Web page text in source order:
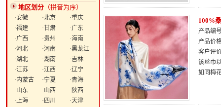
地区划分 （拼音为序）
·安徽 ·北京
·重庆
·福建
·甘肃
·广东
·广西
·贵州
·海南
·河北
·河南
·黑龙江
·湖北
·湖南
·吉林
·江苏
·江西
·辽宁
·内蒙古
·宁夏
·青海
·山东
·山西
·陕西
·上海
·四川
·天津
100%
产品编
产品价
客户评
该丝巾
如同梅